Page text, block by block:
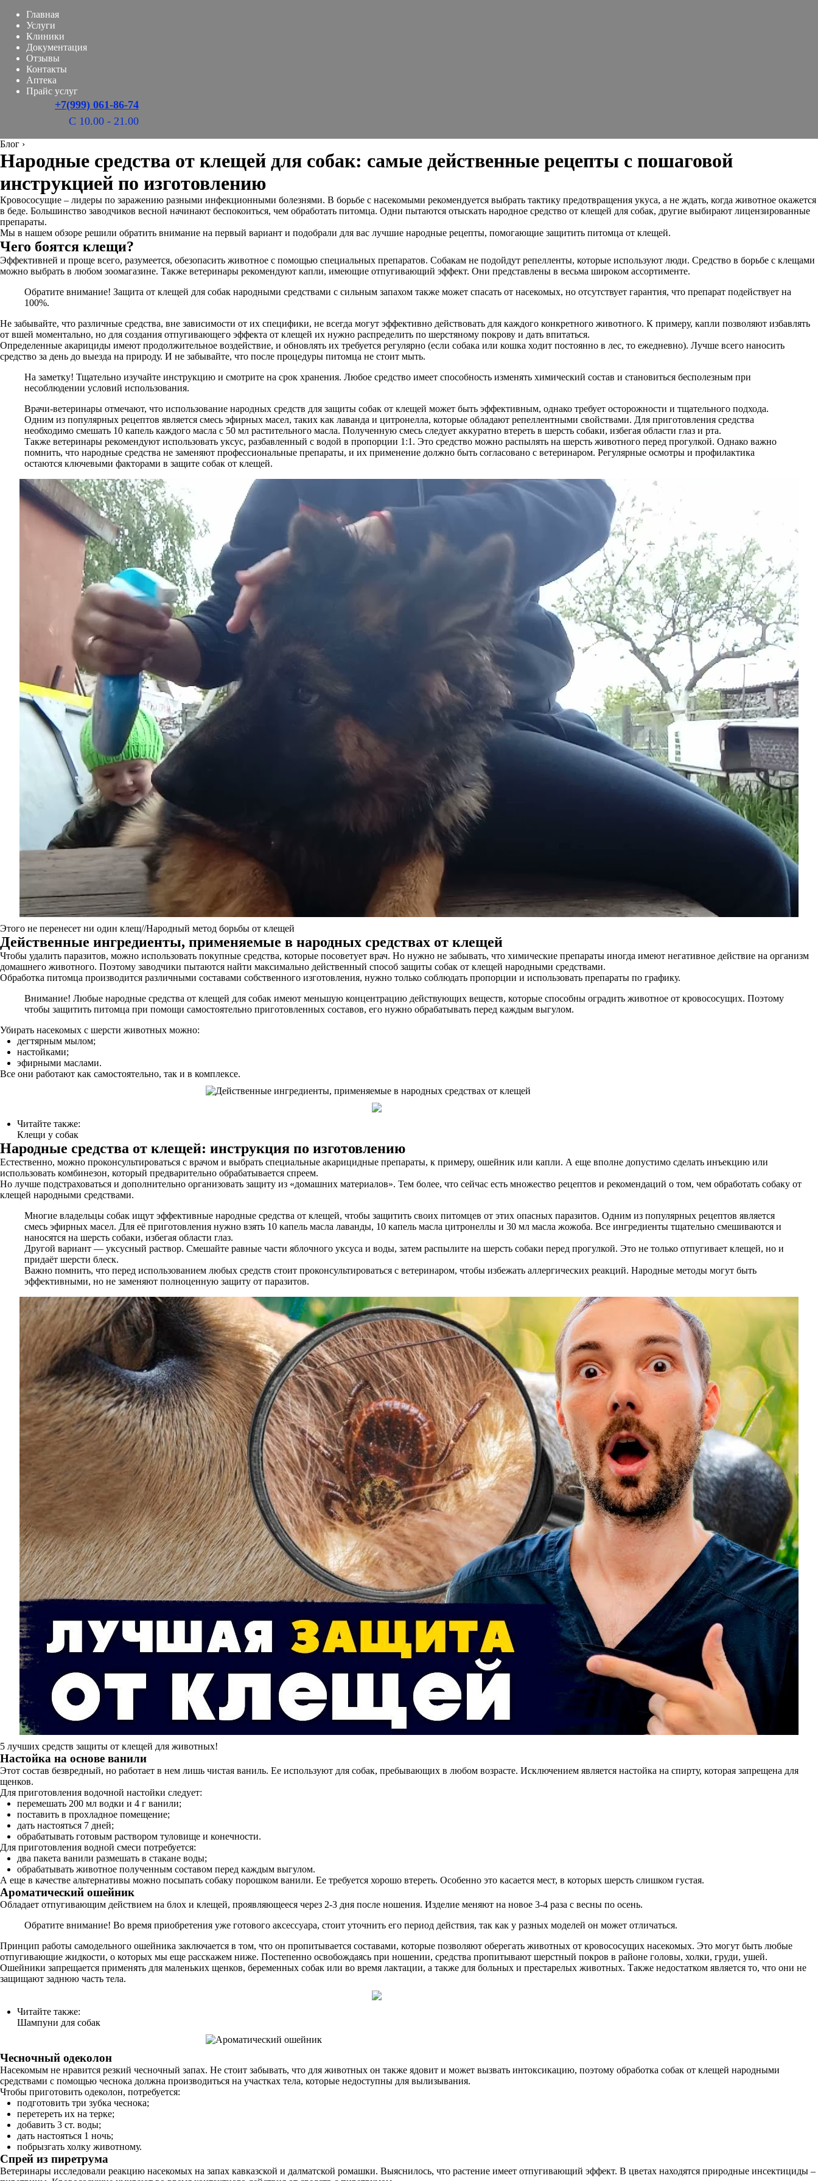
Главная
Услуги
Клиники
Документация
Отзывы
Контакты
Аптека
Прайс услуг
+7(999) 061-86-74
С 10.00 - 21.00
Блог ›
Народные средства от клещей для собак: самые действенные рецепты с пошаговой
инструкцией по изготовлению
Кровососущие – лидеры по заражению разными инфекционными болезнями. В борьбе с насекомыми рекомендуется выбрать тактику предотвращения укуса, а не ждать, когда животное окажется
в беде. Большинство заводчиков весной начинают беспокоиться, чем обработать питомца. Одни пытаются отыскать народное средство от клещей для собак, другие выбирают лицензированные
препараты.
Мы в нашем обзоре решили обратить внимание на первый вариант и подобрали для вас лучшие народные рецепты, помогающие защитить питомца от клещей.
Чего боятся клещи?
Эффективней и проще всего, разумеется, обезопасить животное с помощью специальных препаратов. Собакам не подойдут репелленты, которые используют люди. Средство в борьбе с клещами
можно выбрать в любом зоомагазине. Также ветеринары рекомендуют капли, имеющие отпугивающий эффект. Они представлены в весьма широком ассортименте.
Обратите внимание! Защита от клещей для собак народными средствами с сильным запахом также может спасать от насекомых, но отсутствует гарантия, что препарат подействует на
100%.
Не забывайте, что различные средства, вне зависимости от их специфики, не всегда могут эффективно действовать для каждого конкретного животного. К примеру, капли позволяют избавлять
от вшей моментально, но для создания отпугивающего эффекта от клещей их нужно распределить по шерстяному покрову и дать впитаться.
Определенные акарициды имеют продолжительное воздействие, и обновлять их требуется регулярно (если собака или кошка ходит постоянно в лес, то ежедневно). Лучше всего наносить
средство за день до выезда на природу. И не забывайте, что после процедуры питомца не стоит мыть.
На заметку! Тщательно изучайте инструкцию и смотрите на срок хранения. Любое средство имеет способность изменять химический состав и становиться бесполезным при
несоблюдении условий использования.
Врачи-ветеринары отмечают, что использование народных средств для защиты собак от клещей может быть эффективным, однако требует осторожности и тщательного подхода.
Одним из популярных рецептов является смесь эфирных масел, таких как лаванда и цитронелла, которые обладают репеллентными свойствами. Для приготовления средства
необходимо смешать 10 капель каждого масла с 50 мл растительного масла. Полученную смесь следует аккуратно втереть в шерсть собаки, избегая области глаз и рта.
Также ветеринары рекомендуют использовать уксус, разбавленный с водой в пропорции 1:1. Это средство можно распылять на шерсть животного перед прогулкой. Однако важно
помнить, что народные средства не заменяют профессиональные препараты, и их применение должно быть согласовано с ветеринаром. Регулярные осмотры и профилактика
остаются ключевыми факторами в защите собак от клещей.
Этого не перенесет ни один клещ//Народный метод борьбы от клещей
Действенные ингредиенты, применяемые в народных средствах от клещей
Чтобы удалить паразитов, можно использовать покупные средства, которые посоветует врач. Но нужно не забывать, что химические препараты иногда имеют негативное действие на организм
домашнего животного. Поэтому заводчики пытаются найти максимально действенный способ защиты собак от клещей народными средствами.
Обработка питомца производится различными составами собственного изготовления, нужно только соблюдать пропорции и использовать препараты по графику.
Внимание! Любые народные средства от клещей для собак имеют меньшую концентрацию действующих веществ, которые способны оградить животное от кровососущих. Поэтому
чтобы защитить питомца при помощи самостоятельно приготовленных составов, его нужно обрабатывать перед каждым выгулом.
Убирать насекомых с шерсти животных можно:
дегтярным мылом;
настойками;
эфирными маслами.
Все они работают как самостоятельно, так и в комплексе.
Читайте также:
Клещи у собак
Народные средства от клещей: инструкция по изготовлению
Естественно, можно проконсультироваться с врачом и выбрать специальные акарицидные препараты, к примеру, ошейник или капли. А еще вполне допустимо сделать инъекцию или
использовать комбинезон, который предварительно обрабатывается спреем.
Но лучше подстраховаться и дополнительно организовать защиту из «домашних материалов». Тем более, что сейчас есть множество рецептов и рекомендаций о том, чем обработать собаку от
клещей народными средствами.
Многие владельцы собак ищут эффективные народные средства от клещей, чтобы защитить своих питомцев от этих опасных паразитов. Одним из популярных рецептов является
смесь эфирных масел. Для её приготовления нужно взять 10 капель масла лаванды, 10 капель масла цитронеллы и 30 мл масла жожоба. Все ингредиенты тщательно смешиваются и
наносятся на шерсть собаки, избегая области глаз.
Другой вариант — уксусный раствор. Смешайте равные части яблочного уксуса и воды, затем распылите на шерсть собаки перед прогулкой. Это не только отпугивает клещей, но и
придаёт шерсти блеск.
Важно помнить, что перед использованием любых средств стоит проконсультироваться с ветеринаром, чтобы избежать аллергических реакций. Народные методы могут быть
эффективными, но не заменяют полноценную защиту от паразитов.
5 лучших средств защиты от клещей для животных!
Настойка на основе ванили
Этот состав безвредный, но работает в нем лишь чистая ваниль. Ее используют для собак, пребывающих в любом возрасте. Исключением является настойка на спирту, которая запрещена для
щенков.
Для приготовления водочной настойки следует:
перемешать 200 мл водки и 4 г ванили;
поставить в прохладное помещение;
дать настояться 7 дней;
обрабатывать готовым раствором туловище и конечности.
Для приготовления водной смеси потребуется:
два пакета ванили размешать в стакане воды;
обрабатывать животное полученным составом перед каждым выгулом.
А еще в качестве альтернативы можно посыпать собаку порошком ванили. Ее требуется хорошо втереть. Особенно это касается мест, в которых шерсть слишком густая.
Ароматический ошейник
Обладает отпугивающим действием на блох и клещей, проявляющееся через 2-3 дня после ношения. Изделие меняют на новое 3-4 раза с весны по осень.
Обратите внимание! Во время приобретения уже готового аксессуара, стоит уточнить его период действия, так как у разных моделей он может отличаться.
Принцип работы самодельного ошейника заключается в том, что он пропитывается составами, которые позволяют оберегать животных от кровососущих насекомых. Это могут быть любые
отпугивающие жидкости, о которых мы еще расскажем ниже. Постепенно освобождаясь при ношении, средства пропитывают шерстный покров в районе головы, холки, груди, ушей.
Ошейники запрещается применять для маленьких щенков, беременных собак или во время лактации, а также для больных и престарелых животных. Также недостатком является то, что они не
защищают заднюю часть тела.
Читайте также:
Шампуни для собак
Чесночный одеколон
Насекомым не нравится резкий чесночный запах. Не стоит забывать, что для животных он также ядовит и может вызвать интоксикацию, поэтому обработка собак от клещей народными
средствами с помощью чеснока должна производиться на участках тела, которые недоступны для вылизывания.
Чтобы приготовить одеколон, потребуется:
подготовить три зубка чеснока;
перетереть их на терке;
добавить 3 ст. воды;
дать настояться 1 ночь;
побрызгать холку животному.
Спрей из пиретрума
Ветеринары исследовали реакцию насекомых на запах кавказской и далматской ромашки. Выяснилось, что растение имеет отпугивающий эффект. В цветах находятся природные инсектициды –